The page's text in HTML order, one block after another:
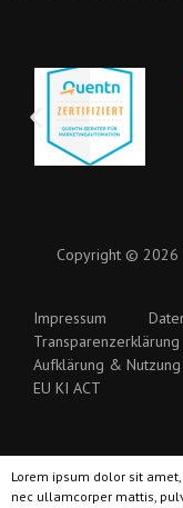
Copyright © 2026
Impressum
Transparenzerklärung
Aufklärung &
EU KI ACT
Lorem ipsum dolor sit
nec ullamcorper mattis,